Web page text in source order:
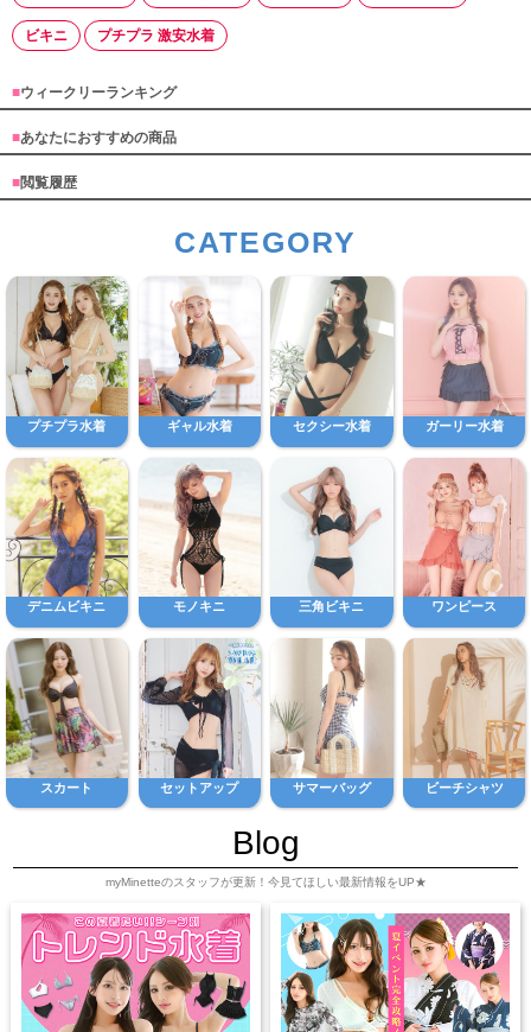
ビキニ プチプラ 激安水着
■ウィークリーランキング
■あなたにおすすめの商品
■閲覧履歴
CATEGORY
プチプラ水着 ギャル水着 セクシー水着 ガーリー水着
デニムビキニ モノキニ 三角ビキニ ワンピース
スカート セットアップ サマーバッグ ビーチシャツ
Blog
myMinetteのスタッフが更新！今見てほしい最新情報をUP★